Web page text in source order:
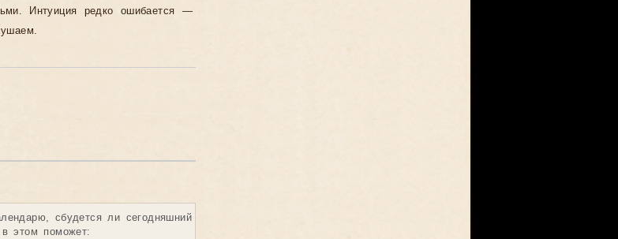
Интуиция редко ошибается —
сбудется ли сегодняшний
этом поможет: